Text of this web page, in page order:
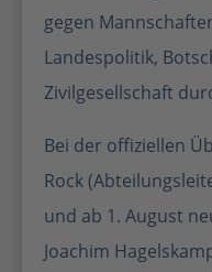
gegen
Landespolitik,
Zivilgesellschaft
Bei der offiziellen
Rock
und ab 1. August
Joachim